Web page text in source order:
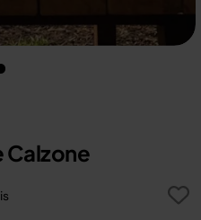
Calzone